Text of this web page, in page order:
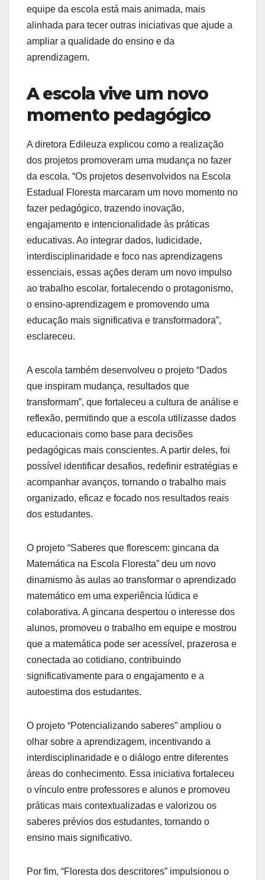
equipe da escola está mais animada, mais
alinhada para tecer outras iniciativas que ajude a
ampliar a qualidade do ensino e da
aprendizagem.
A escola vive um novo
momento pedagógico
A diretora Edileuza explicou como a realização
dos projetos promoveram uma mudança no fazer
da escola. “Os projetos desenvolvidos na Escola
Estadual Floresta marcaram um novo momento no
fazer pedagógico, trazendo inovação,
engajamento e intencionalidade às práticas
educativas. Ao integrar dados, ludicidade,
interdisciplinaridade e foco nas aprendizagens
essenciais, essas ações deram um novo impulso
ao trabalho escolar, fortalecendo o protagonismo,
o ensino-aprendizagem e promovendo uma
educação mais significativa e transformadora”,
esclareceu.
A escola também desenvolveu o projeto “Dados
que inspiram mudança, resultados que
transformam”, que fortaleceu a cultura de análise e
reflexão, permitindo que a escola utilizasse dados
educacionais como base para decisões
pedagógicas mais conscientes. A partir deles, foi
possível identificar desafios, redefinir estratégias e
acompanhar avanços, tornando o trabalho mais
organizado, eficaz e focado nos resultados reais
dos estudantes.
O projeto “Saberes que florescem: gincana da
Matemática na Escola Floresta” deu um novo
dinamismo às aulas ao transformar o aprendizado
matemático em uma experiência lúdica e
colaborativa. A gincana despertou o interesse dos
alunos, promoveu o trabalho em equipe e mostrou
que a matemática pode ser acessível, prazerosa e
conectada ao cotidiano, contribuindo
significativamente para o engajamento e a
autoestima dos estudantes.
O projeto “Potencializando saberes” ampliou o
olhar sobre a aprendizagem, incentivando a
interdisciplinaridade e o diálogo entre diferentes
áreas do conhecimento. Essa iniciativa fortaleceu
o vínculo entre professores e alunos e promoveu
práticas mais contextualizadas e valorizou os
saberes prévios dos estudantes, tornando o
ensino mais significativo.
Por fim, “Floresta dos descritores” impulsionou o